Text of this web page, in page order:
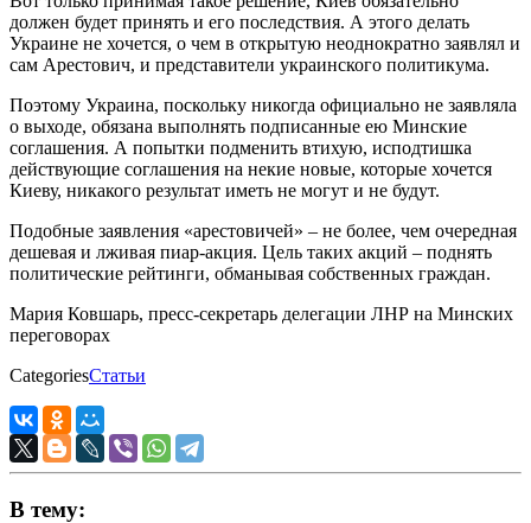
должен будет принять и его последствия. А этого делать
Украине не хочется, о чем в открытую неоднократно заявлял и
сам Арестович, и представители украинского политикума.
Поэтому Украина, поскольку никогда официально не заявляла
о выходе, обязана выполнять подписанные ею Минские
соглашения. А попытки подменить втихую, исподтишка
действующие соглашения на некие новые, которые хочется
Киеву, никакого результат иметь не могут и не будут.
Подобные заявления «арестовичей» – не более, чем очередная
дешевая и лживая пиар-акция. Цель таких акций – поднять
политические рейтинги, обманывая собственных граждан.
Мария Ковшарь, пресс-секретарь делегации ЛНР на Минских
переговорах
CategoriesСтатьи
В тему: